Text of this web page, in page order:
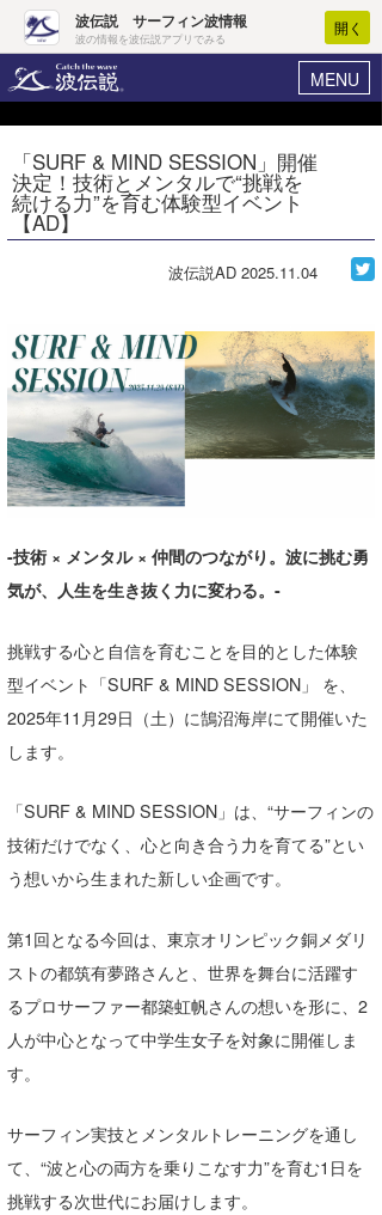
波伝説 サーフィン波情報
波の情報を波伝説アプリでみる
開く
MENU
ヘルプ マイホーム
ログイン
新規会員登録
気象情報
ニュース
サーフィンエリアガイド
会員メニュー
今月のプレゼント
「SURF & MIND SESSION」開催
決定！技術とメンタルで“挑戦を
続ける力”を育む体験型イベント
【AD】
波伝説AD 2025.11.04
-技術 × メンタル × 仲間のつながり。波に挑む勇
気が、人生を生き抜く力に変わる。-
挑戦する心と自信を育むことを目的とした体験
型イベント「SURF & MIND SESSION」 を、
2025年11月29日（土）に鵠沼海岸にて開催いた
します。
「SURF & MIND SESSION」は、“サーフィンの
技術だけでなく、心と向き合う力を育てる”とい
う想いから生まれた新しい企画です。
第1回となる今回は、東京オリンピック銅メダリ
ストの都筑有夢路さんと、世界を舞台に活躍す
るプロサーファー都築虹帆さんの想いを形に、2
人が中心となって中学生女子を対象に開催しま
す。
サーフィン実技とメンタルトレーニングを通し
て、“波と心の両方を乗りこなす力”を育む1日を
挑戦する次世代にお届けします。
Core Surf Japan
コンテスト
ファッション/グッズ
コラム
トラベル
ショップ情報
ショップ情報
湘南
千葉北
伊豆
千葉南
大阪
四国
沖縄
ウラナミ
お知らせ
その他
ルール＆How to
ライター/寄稿メディア
Naoya Kimoto
mitsuteru Kamio
メディア
SURFMEDIA
波伝説アンバサダー/プロライダー